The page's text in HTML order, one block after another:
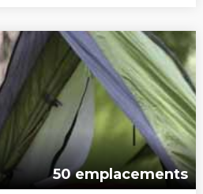
50 emplacements